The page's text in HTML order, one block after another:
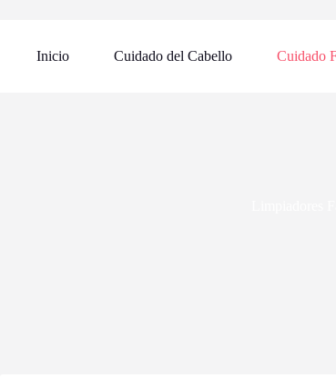
Inicio Cuidado del Cabello Cuidado